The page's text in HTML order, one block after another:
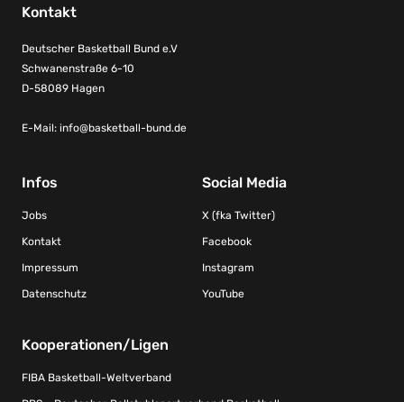
Kontakt
Deutscher Basketball Bund e.V
Schwanenstraße 6-10
D-58089 Hagen
E-Mail: info@basketball-bund.de
Infos
Jobs
Kontakt
Impressum
Datenschutz
Social Media
X (fka Twitter)
Facebook
Instagram
YouTube
Kooperationen/Ligen
FIBA Basketball-Weltverband